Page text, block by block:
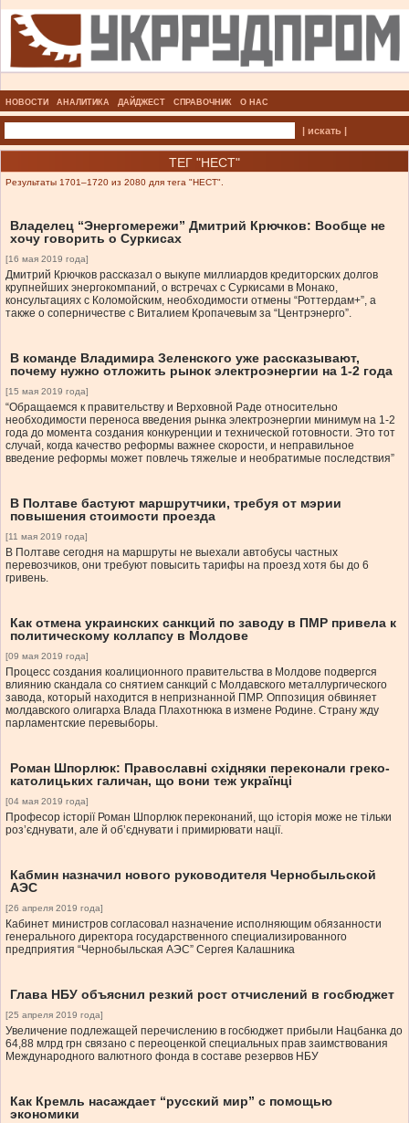
НОВОСТИ АНАЛИТИКА ДАЙДЖЕСТ СПРАВОЧНИК О НАС
| искать |
ТЕГ "НЕСТ"
Результаты 1701–1720 из 2080 для тега "НЕСТ".
Владелец “Энергомережи” Дмитрий Крючков: Вообще не
хочу говорить о Суркисах
[16 мая 2019 года]
Дмитрий Крючков рассказал о выкупе миллиардов кредиторских долгов
крупнейших энергокомпаний, о встречах с Суркисами в Монако,
консультациях с Коломойским, необходимости отмены “Роттердам+”, а
также о соперничестве с Виталием Кропачевым за “Центрэнерго”.
В команде Владимира Зеленского уже рассказывают,
почему нужно отложить рынок электроэнергии на 1-2 года
[15 мая 2019 года]
“Обращаемся к правительству и Верховной Раде относительно
необходимости переноса введения рынка электроэнергии минимум на 1-2
года до момента создания конкуренции и технической готовности. Это тот
случай, когда качество реформы важнее скорости, и неправильное
введение реформы может повлечь тяжелые и необратимые последствия”
В Полтаве бастуют маршрутчики, требуя от мэрии
повышения стоимости проезда
[11 мая 2019 года]
В Полтаве сегодня на маршруты не выехали автобусы частных
перевозчиков, они требуют повысить тарифы на проезд хотя бы до 6
гривень.
Как отмена украинских санкций по заводу в ПМР привела к
политическому коллапсу в Молдове
[09 мая 2019 года]
Процесс создания коалиционного правительства в Молдове подвергся
влиянию скандала со снятием санкций с Молдавского металлургического
завода, который находится в непризнанной ПМР. Оппозиция обвиняет
молдавского олигарха Влада Плахотнюка в измене Родине. Страну жду
парламентские перевыборы.
Роман Шпорлюк: Православні східняки переконали греко-
католицьких галичан, що вони теж українці
[04 мая 2019 года]
Професор історії Роман Шпорлюк переконаний, що історія може не тільки
роз’єднувати, але й об’єднувати і примирювати нації.
Кабмин назначил нового руководителя Чернобыльской
АЭС
[26 апреля 2019 года]
Кабинет министров согласовал назначение исполняющим обязанности
генерального директора государственного специализированного
предприятия “Чернобыльская АЭС” Сергея Калашника
Глава НБУ объяснил резкий рост отчислений в госбюджет
[25 апреля 2019 года]
Увеличение подлежащей перечислению в госбюджет прибыли Нацбанка до
64,88 млрд грн связано с переоценкой специальных прав заимствования
Международного валютного фонда в составе резервов НБУ
Как Кремль насаждает “русский мир” с помощью
экономики